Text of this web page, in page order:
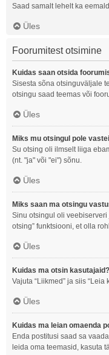
Saad samalt lehelt ka
Üles
Foorumitest otsimine
Kuidas saan otsida
Sisesta sõna otsinguväljale
otsingu saad teemas või
Üles
Miks mu otsingul pole
Su otsing oli ilmselt liiga
(nt. "ja" või "ei") sõnu.
Üles
Miks saan ma otsingu
Sinu otsingul oli
otsing” funktsiooni, et olla
Üles
Kuidas ma otsin kasutajaid?
Vajuta “Liikmed” ja siis “Leia
Üles
Kuidas ma leian omaenda
Enda postitusi saad sa
leida oma teemasid, kasuta